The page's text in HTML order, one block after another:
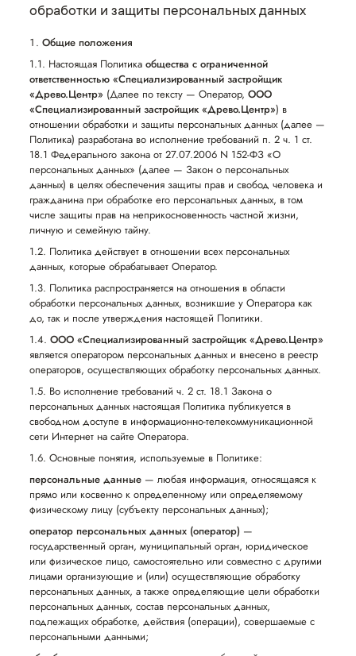
обработки и защиты персональных данных
Общие положения
1.1. Настоящая Политикаобщества с ограниченной
ответственностью «Специализированный застройщик
«Древо.Центр» (Далее по тексту — Оператор,ООО
«Специализированный застройщик «Древо.Центр») в
отношении обработки и защиты персональных данных (далее —
Политика) разработана во исполнение требований п. 2 ч. 1 ст.
18.1 Федерального закона от 27.07.2006 N 152-ФЗ «О
персональных данных» (далее — Закон о персональных
данных) в целях обеспечения защиты прав и свобод человека и
гражданина при обработке его персональных данных, в том
числе защиты прав на неприкосновенность частной жизни,
личную и семейную тайну.
1.2. Политика действует в отношении всех персональных
данных, которые обрабатывает Оператор.
1.3. Политика распространяется на отношения в области
обработки персональных данных, возникшие у Оператора как
до, так и после утверждения настоящей Политики.
1.4.ООО «Специализированный застройщик «Древо.Центр»
является оператором персональных данных и внесено в реестр
операторов, осуществляющих обработку персональных данных.
1.5. Во исполнение требований ч. 2 ст. 18.1 Закона о
персональных данных настоящая Политика публикуется в
свободном доступе в информационно-телекоммуникационной
сети Интернет на сайте Оператора.
1.6. Основные понятия, используемые в Политике:
персональные данные — любая информация, относящаяся к
прямо или косвенно к определенному или определяемому
физическому лицу (субъекту персональных данных);
оператор персональных данных (оператор) —
государственный орган, муниципальный орган, юридическое
или физическое лицо, самостоятельно или совместно с другими
лицами организующие и (или) осуществляющие обработку
персональных данных, а также определяющие цели обработки
персональных данных, состав персональных данных,
подлежащих обработке, действия (операции), совершаемые с
персональными данными;